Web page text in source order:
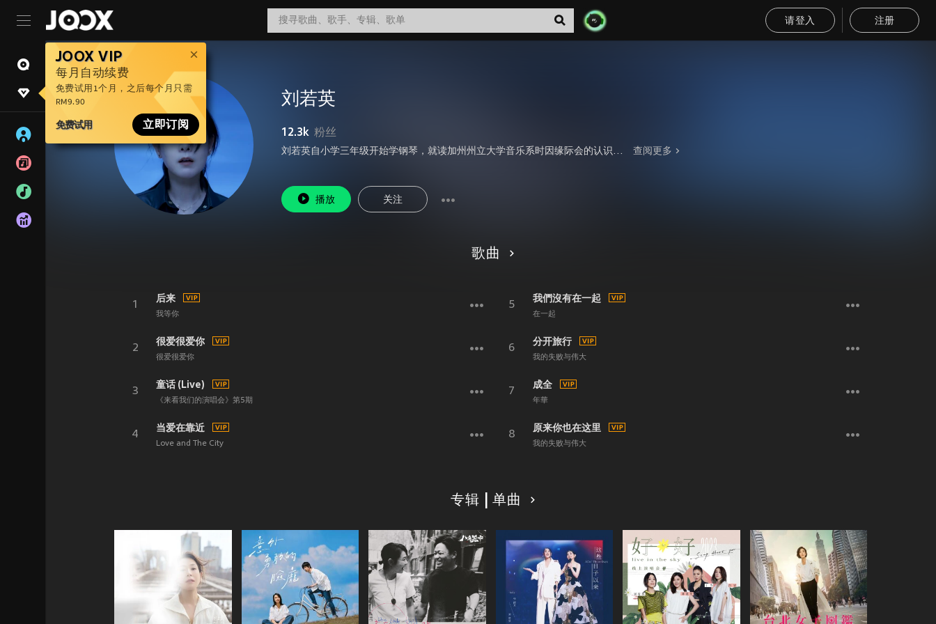
请登入 注册
JOOX VIP
每月自动续费
免费试用1个月，之后每个月只需
RM9.90
免费试用 立即订阅
刘若英
12.3k 粉丝
刘若英自小学三年级开始学钢琴，就读加州州立大学音乐系时因缘际会的认识了陈升，决定了她往后的路，在音乐的世界中无限的创作。不但是歌手，亦时一名创作人，作曲亦写词。她在电影方面的成绩也是非常的活跃，曾经以《少女小渔》荣获1995年亚太影展后座。她亦尝试文字创作，2001年出版《一个人的KTV》，2004年又出版了《下楼谈恋爱》。有人说刘若英决不是漂亮的一类，但一定是美丽的，就像一杯温暖的奶茶一样，虽无艳丽的外表，却自有一种温润香浓的芬芳！喜欢欣赏她的人都是被奶茶内在的丰富滋味所吸引，愈品便愈迷恋这种久远的芬芳。2011年8月8日，与锺石在北京登记结婚。 查阅更多
播放 关注
歌曲
1
后来
我等你
2
很爱很爱你
很爱很爱你
3
童话 (Live)
《来看我们的演唱会》第5期
4
当爱在靠近
Love and The City
5
我們沒有在一起
在一起
6
分开旅行
我的失败与伟大
7
成全
年華
8
原来你也在这里
我的失败与伟大
专辑 | 单曲